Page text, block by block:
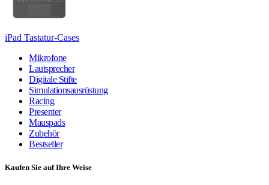
iPad Tastatur-Cases
Mikrofone
Lautsprecher
Digitale Stifte
Simulationsausrüstung
Racing
Presenter
Mauspads
Zubehör
Bestseller
Kaufen Sie auf Ihre Weise